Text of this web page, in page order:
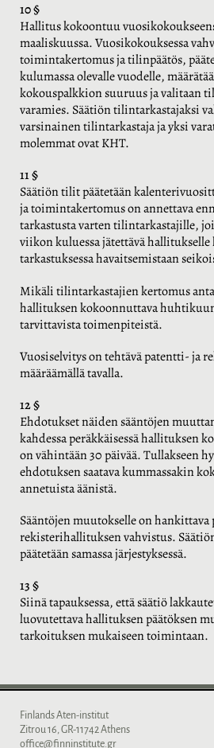
10 §
Hallitus kokoontuu
maaliskuussa. Vuosikokouksessa
toimintakertomus ja tilinpäätös,
kulumassa olevalle vuodelle,
kokouspalkkion suuruus ja valitaan
varamies. Säätiön tilintarkastajaksi
varsinainen tilintarkastaja ja yksi
molemmat ovat KHT.
11 §
Säätiön tilit päätetään
ja toimintakertomus on annettava
tarkastusta varten tilintarkastajille,
viikon kuluessa jätettävä
tarkastuksessa havaitsemistaan
Mikäli tilintarkastajien kertomus
hallituksen kokoonnuttava
tarvittavista toimenpiteistä.
Vuosiselvitys on tehtävä patentti- ja
määräämällä tavalla.
12 §
Ehdotukset näiden sääntöjen
kahdessa peräkkäisessä hallituksen
on vähintään 30 päivää. Tullakseen
ehdotuksen saatava kummassakin
annetuista äänistä.
Sääntöjen muutokselle on
rekisterihallituksen vahvistus.
päätetään samassa järjestyksessä.
13 §
Siinä tapauksessa, että säätiö
luovutettava hallituksen päätöksen
tarkoituksen mukaiseen toimintaan.
Finlands Aten-institut
Zitrou 16, GR-11742 Athens
office@finninstitute.gr